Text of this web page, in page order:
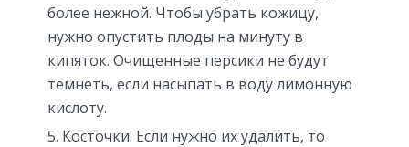
более нежной. Чтобы убрать кожицу,
нужно опустить плоды на минуту в
кипяток. Очищенные персики не будут
темнеть, если насыпать в воду лимонную
кислоту.
Косточки. Если нужно их удалить, то